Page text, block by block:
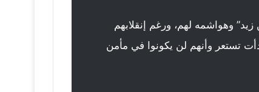
وهواشمه لهم، ورغم إنقلابهم
تستعر وأنهم لن يكونوا في مأمن